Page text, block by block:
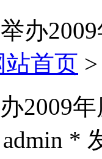
办
站首页
2009
*